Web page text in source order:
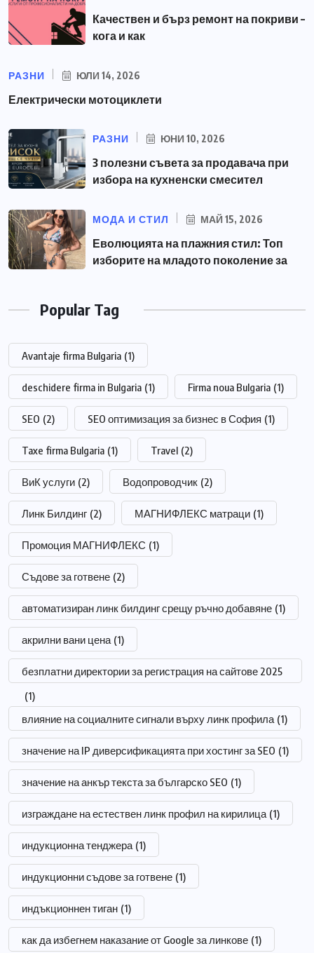
Качествен и бърз ремонт на покриви –
кога и как
РАЗНИ ЮЛИ 14, 2026
Електрически мотоциклети
РАЗНИ ЮНИ 10, 2026
3 полезни съвета за продавача при
избора на кухненски смесител
МОДА И СТИЛ МАЙ 15, 2026
Еволюцията на плажния стил: Топ
изборите на младото поколение за
Popular Tag
Avantaje firma Bulgaria (1)
deschidere firma in Bulgaria (1) Firma noua Bulgaria (1)
SEO (2) SEO оптимизация за бизнес в София (1)
Taxe firma Bulgaria (1) Travel (2)
ВиК услуги (2) Водопроводчик (2)
Линк Билдинг (2) МАГНИФЛЕКС матраци (1)
Промоция МАГНИФЛЕКС (1)
Съдове за готвене (2)
автоматизиран линк билдинг срещу ръчно добавяне (1)
акрилни вани цена (1)
безплатни директории за регистрация на сайтове 2025
(1)
влияние на социалните сигнали върху линк профила (1)
значение на IP диверсификацията при хостинг за SEO (1)
значение на анкър текста за българско SEO (1)
изграждане на естествен линк профил на кирилица (1)
индукционна тенджера (1)
индукционни съдове за готвене (1)
индъкционнен тиган (1)
как да избегнем наказание от Google за линкове (1)